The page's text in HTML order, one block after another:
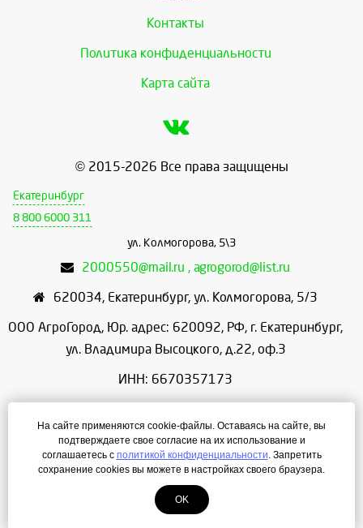
Контакты
Политика конфиденциальности
Карта сайта
© 2015-2026 Все права защищены
Екатеринбург
8 800 6000 311
ул. Колмогорова, 5\3
2000550@mail.ru , agrogorod@list.ru
620034, Екатеринбург, ул. Колмогорова, 5/3
ООО АгроГород, Юр. адрес: 620092, РФ, г. Екатеринбург,
ул. Владимира Высоцкого, д.22, оф.3
ИНН: 6670357173
ОГРН: 1156658086166
Режим работы: с 9:00 до 18:00
Создание сайта — ЛегионА
На сайте применяются cookie-файлы. Оставаясь на сайте, вы
подтверждаете свое согласие на их использование и
соглашаетесь с политикой конфиденциальности. Запретить
сохранение cookies вы можете в настройках своего браузера.
OK